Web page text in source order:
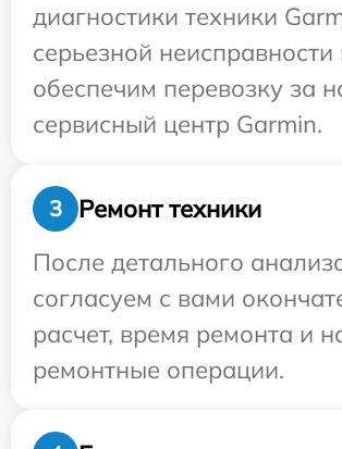
диагностики техники
серьезной
обеспечим перевозку за
сервисный центр Garmin.
3
Ремонт техники
После детального
согласуем с вами
расчет, время ремонта и
ремонтные операции.